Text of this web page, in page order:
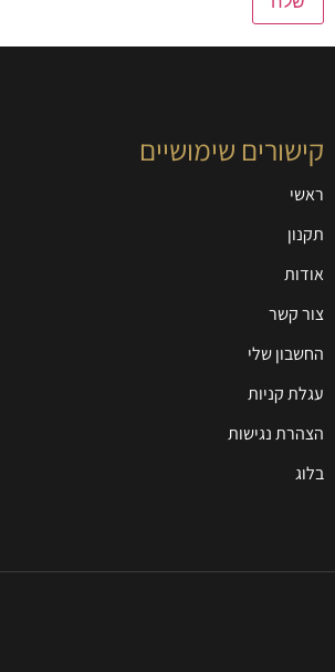
קישורים שימושיים
ראשי
תקנון
אודות
צור קשר
החשבון שלי
עגלת קניות
הצהרת נגישות
בלוג